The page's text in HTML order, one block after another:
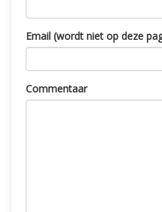
Email (wordt niet op deze
Commentaar